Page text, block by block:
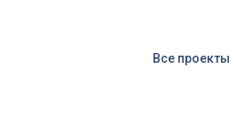
Все проекты